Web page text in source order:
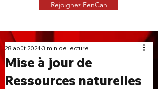
Rejoignez FenCan
INDUSTRIE
NOUVELLES
Dernières nouvelles dans l'industrie des
Mise à jour de
Ressources naturelles
28 août 20243 min de lecture